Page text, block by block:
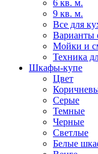
6 кв. м.
9 кв. м.
Все для
Варианты
Мойки и
Техника
Шкафы-купе
Цвет
Серые
Темные
Черные
Светлые
Белые